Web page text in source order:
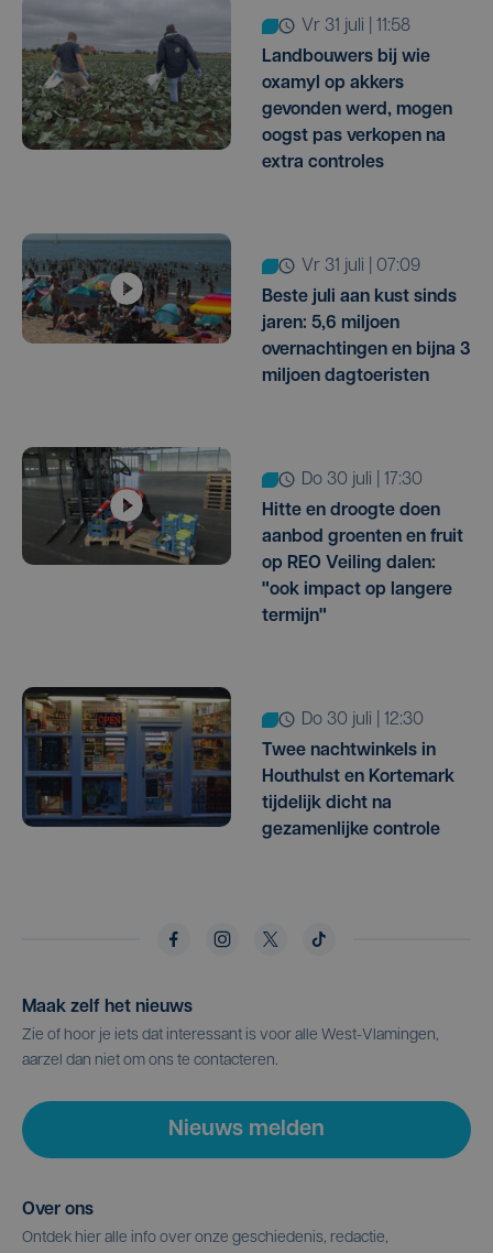
vr 31 juli | 11:58
Landbouwers bij wie
oxamyl op akkers
gevonden werd, mogen
oogst pas verkopen na
extra controles
vr 31 juli | 07:09
Beste juli aan kust sinds
jaren: 5,6 miljoen
overnachtingen en bijna 3
miljoen dagtoeristen
do 30 juli | 17:30
Hitte en droogte doen
aanbod groenten en fruit
op REO Veiling dalen:
"ook impact op langere
termijn"
do 30 juli | 12:30
Twee nachtwinkels in
Houthulst en Kortemark
tijdelijk dicht na
gezamenlijke controle
Maak zelf het nieuws
Zie of hoor je iets dat interessant is voor alle West-Vlamingen,
aarzel dan niet om ons te contacteren.
Nieuws melden
Over ons
Ontdek hier alle info over onze geschiedenis, redactie,